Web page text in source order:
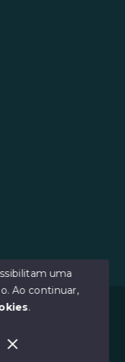
Todos os direitos
uma
Ao continuar,
.